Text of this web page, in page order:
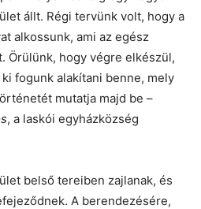
állt. Régi tervünk volt, hogy a
alkossunk, ami az egész
Örülünk, hogy végre elkészül,
fogunk alakítani benne, mely
mutatja majd be –
, a laskói egyházközség
belső tereiben zajlanak, és
A berendezésére,